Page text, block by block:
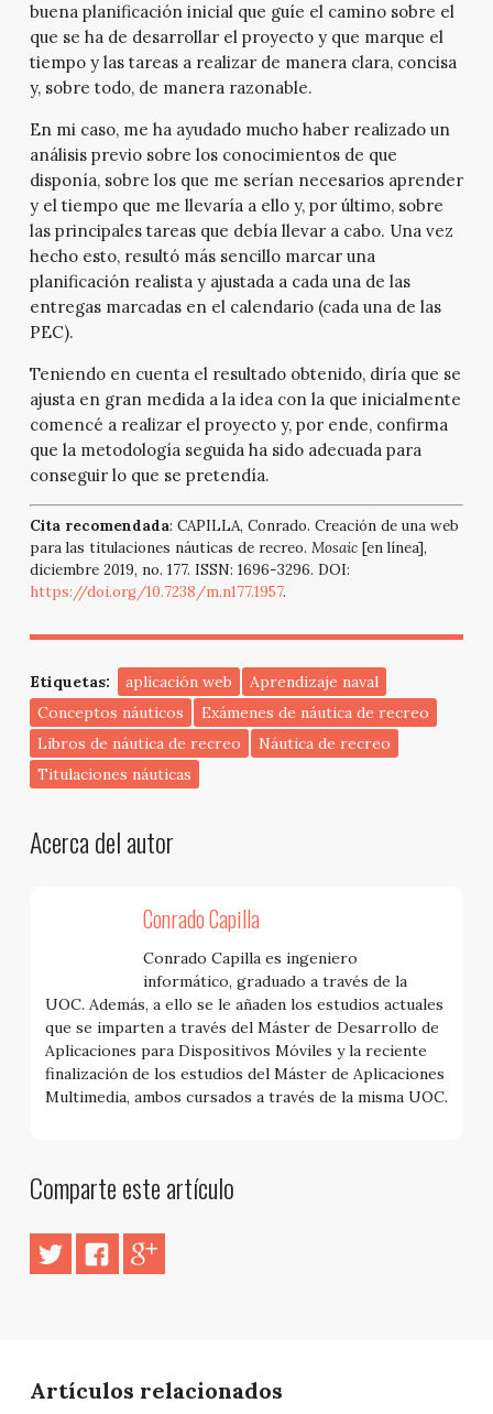
buena planificación inicial que guíe el camino sobre el
que se ha de desarrollar el proyecto y que marque el
tiempo y las tareas a realizar de manera clara, concisa
y, sobre todo, de manera razonable.
En mi caso, me ha ayudado mucho haber realizado un
análisis previo sobre los conocimientos de que
disponía, sobre los que me serían necesarios aprender
y el tiempo que me llevaría a ello y, por último, sobre
las principales tareas que debía llevar a cabo. Una vez
hecho esto, resultó más sencillo marcar una
planificación realista y ajustada a cada una de las
entregas marcadas en el calendario (cada una de las
PEC).
Teniendo en cuenta el resultado obtenido, diría que se
ajusta en gran medida a la idea con la que inicialmente
comencé a realizar el proyecto y, por ende, confirma
que la metodología seguida ha sido adecuada para
conseguir lo que se pretendía.
Cita recomendada: CAPILLA, Conrado. Creación de una web
para las titulaciones náuticas de recreo. Mosaic[en línea],
diciembre 2019, no. 177. ISSN: 1696-3296. DOI:
https://doi.org/10.7238/m.n177.1957.
Etiquetas: aplicación web
Aprendizaje naval
Conceptos náuticos
Exámenes de náutica de recreo
Libros de náutica de recreo
Náutica de recreo
Titulaciones náuticas
Acerca del autor
Conrado Capilla
Conrado Capilla es ingeniero
informático, graduado a través de la
UOC. Además, a ello se le añaden los estudios actuales
que se imparten a través del Máster de Desarrollo de
Aplicaciones para Dispositivos Móviles y la reciente
finalización de los estudios del Máster de Aplicaciones
Multimedia, ambos cursados a través de la misma UOC.
Comparte este artículo
Artículos relacionados